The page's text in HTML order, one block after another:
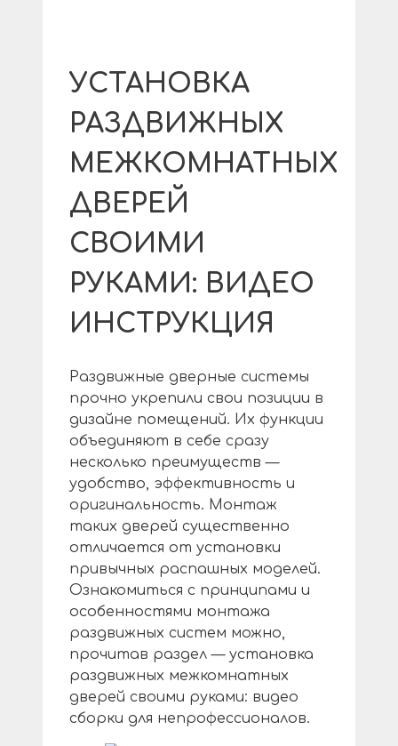
УСТАНОВКА
РАЗДВИЖНЫХ
МЕЖКОМНАТНЫХ
ДВЕРЕЙ
СВОИМИ
РУКАМИ: ВИДЕО
ИНСТРУКЦИЯ
Раздвижные дверные системы
прочно укрепили свои позиции в
дизайне помещений. Их функции
объединяют в себе сразу
несколько преимуществ —
удобство, эффективность и
оригинальность. Монтаж
таких дверей существенно
отличается от установки
привычных распашных моделей.
Ознакомиться с принципами и
особенностями монтажа
раздвижных систем можно,
прочитав раздел — установка
раздвижных межкомнатных
дверей своими руками: видео
сборки для непрофессионалов.